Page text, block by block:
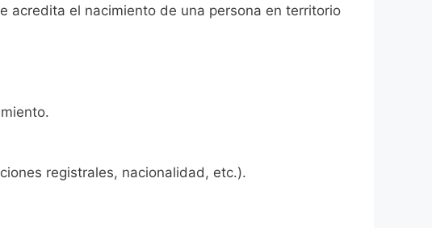
acredita el nacimiento de una persona en territorio
registrales, nacionalidad, etc.).